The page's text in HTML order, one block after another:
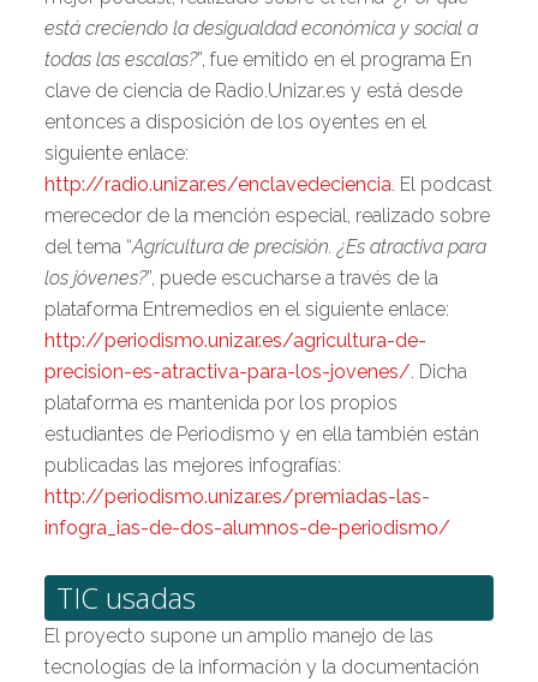
está creciendo la desigualdad económica y social a
todas las escalas?”, fue emitido en el programa En
clave de ciencia de Radio.Unizar.es y está desde
entonces a disposición de los oyentes en el
siguiente enlace:
http://radio.unizar.es/enclavedeciencia. El podcast
merecedor de la mención especial, realizado sobre
del tema “Agricultura de precisión. ¿Es atractiva para
los jóvenes?”, puede escucharse a través de la
plataforma Entremedios en el siguiente enlace:
http://periodismo.unizar.es/agricultura-de-
precision-es-atractiva-para-los-jovenes/. Dicha
plataforma es mantenida por los propios
estudiantes de Periodismo y en ella también están
publicadas las mejores infografías:
http://periodismo.unizar.es/premiadas-las-
infogra_ias-de-dos-alumnos-de-periodismo/
TIC usadas
El proyecto supone un amplio manejo de las
tecnologías de la información y la documentación